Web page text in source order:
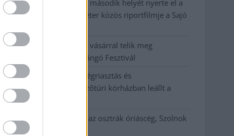
A MÚOSZ sajtódíjának második helyét nyerte el a
Borsod24 és a Paraméter közös riportfilmje a Sajó
Tánccal, zeneszóval és vásárral telik meg
Jászberény, indul a Csángó Fesztivál
Meghosszabbított hőségriasztás és
vízkorlátozások, a mezőtúri kórházban leállt a
klíma
Átszervezi működését az osztrák óriáscég, Szolnok
is érintett